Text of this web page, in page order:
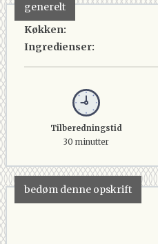
generelt
Køkken:
Ingredienser:
Tilberedningstid
30 minutter
bedøm denne opskrift